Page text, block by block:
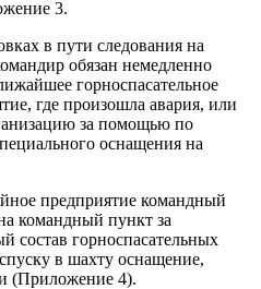
3.
в пути следования на
обязан немедленно
горноспасательное
где произошла авария, или
за помощью по
оснащения на
предприятие командный
командный пункт за
состав горноспасательных
в шахту оснащение,
(Приложение 4).